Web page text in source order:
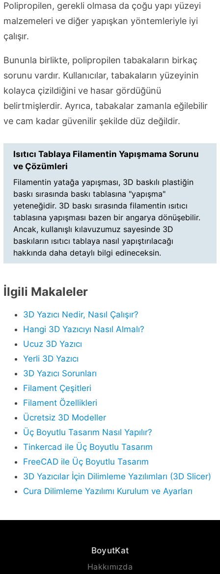
Polipropilen, gerekli olmasa da çoğu yapı yüzeyi
malzemeleri ve diğer yapışkan yöntemleriyle iyi
çalışır.
Bununla birlikte, polipropilen tabakaların birkaç
sorunu vardır. Kullanıcılar, tabakaların yüzeyinin
kolayca çizildiğini ve hasar gördüğünü
belirtmişlerdir. Ayrıca, tabakalar zamanla eğilebilir
ve cam kadar güvenilir şekilde düz değildir.
Isıtıcı Tablaya Filamentin Yapışmama Sorunu
ve Çözümleri
Filamentin yatağa yapışması, 3D baskılı plastiğin
baskı sırasında baskı tablasına "yapışma"
yeteneğidir. 3D baskı sırasında filamentin ısıtıcı
tablasına yapışması bazen bir angarya dönüşebilir.
Ancak, kullanışlı kılavuzumuz sayesinde 3D
baskıların ısıtıcı tablaya nasıl yapıştırılacağı
hakkında daha detaylı bilgi edineceksin.
İlgili Makaleler
3D Yazıcı Nedir, Nasıl Çalışır?
Hangi 3D Yazıcıyı Nasıl Almalı?
Ucuz 3D Yazıcı
Yerli 3D Yazıcı
3D Yazıcı Sorunları
Filament Çeşitleri
Filament Özellikleri
Ücretsiz 3D Modeller
Üç Boyutlu Tasarım Nasıl Yapılır?
Tinkercad ile Üç Boyutlu Tasarım
FreeCAD ile Üç Boyutlu Tasarım
3D Yazıcılar İçin Dilimleme Yazılımları (3D Slicer)
Cura Dilimleme Yazılımı Kurulum ve Ayarları
BoyutKat
Hakkımızda